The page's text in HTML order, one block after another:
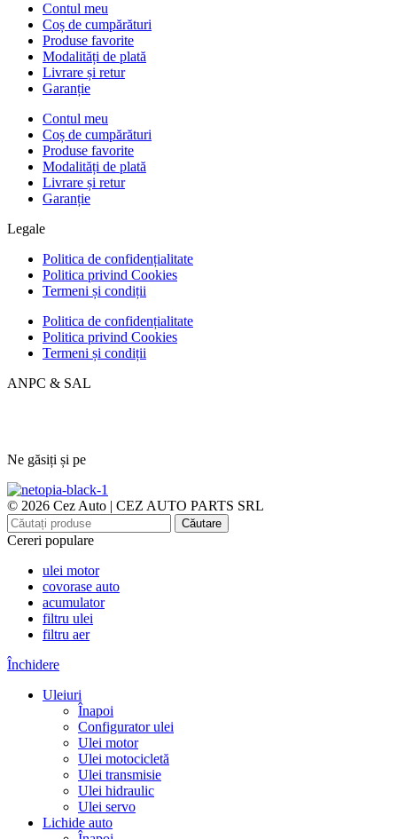
Contul meu
Coș de cumpărături
Produse favorite
Modalități de plată
Livrare și retur
Garanție
Contul meu
Coș de cumpărături
Produse favorite
Modalități de plată
Livrare și retur
Garanție
Legale
Politica de confidențialitate
Politica privind Cookies
Termeni și condiții
Politica de confidențialitate
Politica privind Cookies
Termeni și condiții
ANPC & SAL
Ne găsiți și pe
© 2026 Cez Auto | CEZ AUTO PARTS SRL
Căutare
Cereri populare
ulei motor
covorase auto
acumulator
filtru ulei
filtru aer
Închidere
Uleiuri
Înapoi
Configurator ulei
Ulei motor
Ulei motocicletă
Ulei transmisie
Ulei hidraulic
Ulei servo
Lichide auto